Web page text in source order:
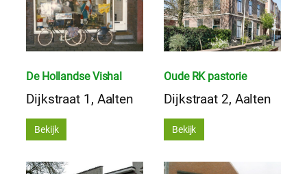
De Hollandse Vishal
Dijkstraat 1, Aalten
Bekijk
Oude RK pastorie
Dijkstraat 2, Aalten
Bekijk